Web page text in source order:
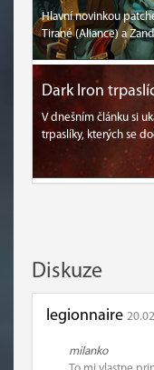
Hlavní novinkou
Tirané (Aliance) a
Dark Iron
V dnešním článku si
trpaslíky, kterých se
Diskuze
legionnaire
milanko